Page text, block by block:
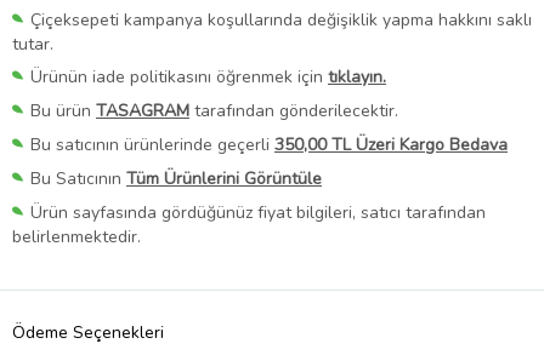
Çiçeksepeti kampanya koşullarında değişiklik yapma hakkını saklı
tutar.
Ürünün iade politikasını öğrenmek için tıklayın.
Bu ürün TASAGRAM tarafından gönderilecektir.
Bu satıcının ürünlerinde geçerli 350,00 TL Üzeri Kargo Bedava
Bu Satıcının Tüm Ürünlerini Görüntüle
Ürün sayfasında gördüğünüz fiyat bilgileri, satıcı tarafından
belirlenmektedir.
Ödeme Seçenekleri